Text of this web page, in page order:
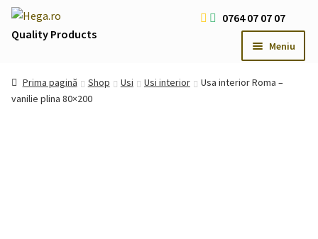
Sari
la
Sari
la
Quality Products
0764 07 07 07
Meniu
Cum platesc
Prima pagină Shop Usi Usi interior
Usa interior Roma –
vanilie plina 80×200